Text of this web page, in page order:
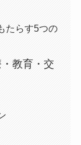
たらす5つの
教育・交